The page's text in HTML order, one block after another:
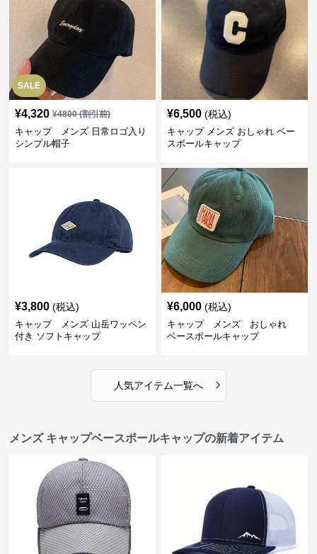
SALE
¥4,320 ¥4800(割引前)
キャップ メンズ 日常ロゴ入り
シンプル帽子
¥6,500 (税込)
キャップ メンズ おしゃれ ベー
スボールキャップ
¥3,800 (税込)
キャップ メンズ 山岳ワッペン
付き ソフトキャップ
¥6,000 (税込)
キャップ メンズ おしゃれ
ベースボールキャップ
人気アイテム一覧へ ›
メンズ キャップベースボールキャップの新着アイテム